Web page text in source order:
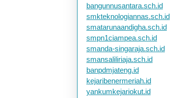
bangunnusantara.sch.id
smkteknologiannas.sch.id
smatarunaandigha.sch.id
smpn1ciampea.sch.id
smanda-singaraja.sch.id
smansaliliriaja.sch.id
banpdmjateng.id
kejaribenermeriah.id
yankumkejariokut.id